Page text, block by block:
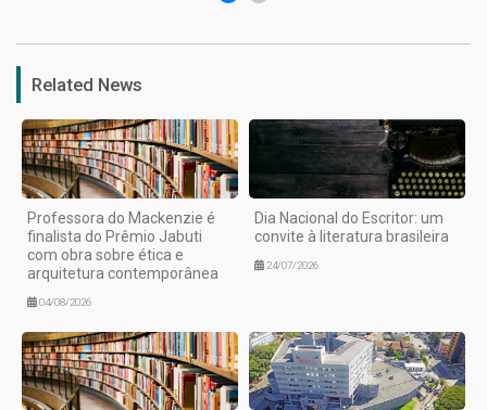
Related News
Professora do Mackenzie é
finalista do Prêmio Jabuti
com obra sobre ética e
arquitetura contemporânea
04/08/2026
Dia Nacional do Escritor: um
convite à literatura brasileira
24/07/2026